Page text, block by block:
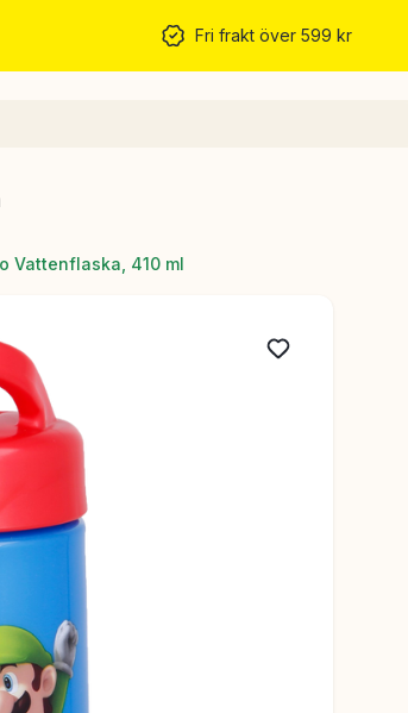
Fri frakt över 599 kr
Vattenflaska, 410 ml